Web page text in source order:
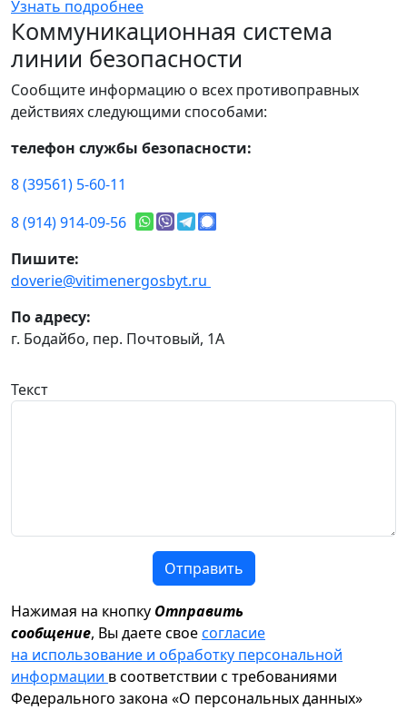
Узнать подробнее
Коммуникационная система
линии безопасности
Сообщите информацию о всех противоправных
действиях следующими способами:
телефон службы безопасности:
8 (39561) 5-60-11
8 (914) 914-09-56
Пишите:
doverie@vitimenergosbyt.ru
По адресу:
г. Бодайбо, пер. Почтовый, 1А
Текст
Отправить
Нажимая на кнопку Отправить
сообщение, Вы даете своесогласие
на использование и обработку персональной
информации в соответствии с требованиями
Федерального закона «О персональных данных»